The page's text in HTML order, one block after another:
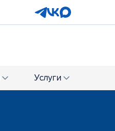
Услуги